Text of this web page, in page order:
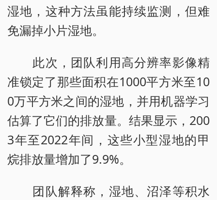
湿地，这种方法虽能持续监测，但难
免漏掉小片湿地。
此次，团队利用高分辨率影像精
准锁定了那些面积在1000平方米至10
0万平方米之间的湿地，并用机器学习
估算了它们的排放量。结果显示，200
3年至2022年间，这些小型湿地的甲
烷排放量增加了9.9%。
团队解释称，湿地、沼泽等积水